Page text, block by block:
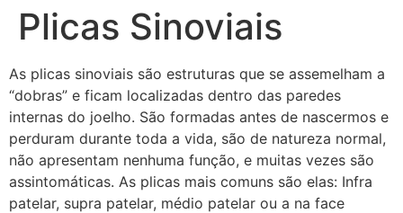
Plicas Sinoviais
As plicas sinoviais são estruturas que se assemelham a
“dobras” e ficam localizadas dentro das paredes
internas do joelho. São formadas antes de nascermos e
perduram durante toda a vida, são de natureza normal,
não apresentam nenhuma função, e muitas vezes são
assintomáticas. As plicas mais comuns são elas: Infra
patelar, supra patelar, médio patelar ou a na face